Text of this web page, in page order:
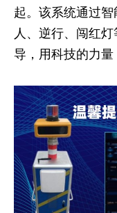
起。该系统通过
人、逆行、闯红
导，用科技的力量